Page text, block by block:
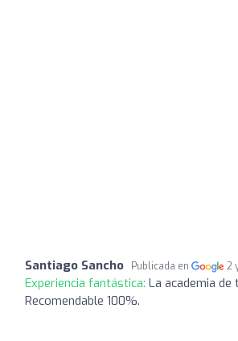
Santiago Sancho Publicada en 2
Experiencia fantástica: La academia de
Recomendable 100%.